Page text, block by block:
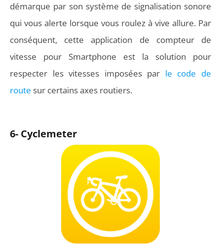
démarque par son système de signalisation sonore
qui vous alerte lorsque vous roulez à vive allure. Par
conséquent, cette application de compteur de
vitesse pour Smartphone est la solution pour
respecter les vitesses imposées par le code de
route sur certains axes routiers.
6- Cyclemeter